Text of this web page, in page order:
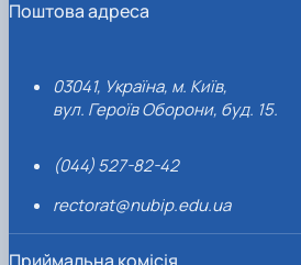
Поштова адреса
03041, Україна, м. Київ,
вул. Героїв Оборони, буд. 15.
(044) 527-82-42
rectorat@nubip.edu.ua